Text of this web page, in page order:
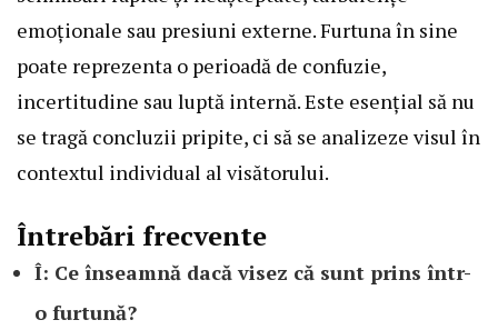
emoționale sau presiuni externe. Furtuna în sine
poate reprezenta o perioadă de confuzie,
incertitudine sau luptă internă. Este esențial să nu
se tragă concluzii pripite, ci să se analizeze visul în
contextul individual al visătorului.
Întrebări frecvente
Î: Ce înseamnă dacă visez că sunt prins într-
o furtună?